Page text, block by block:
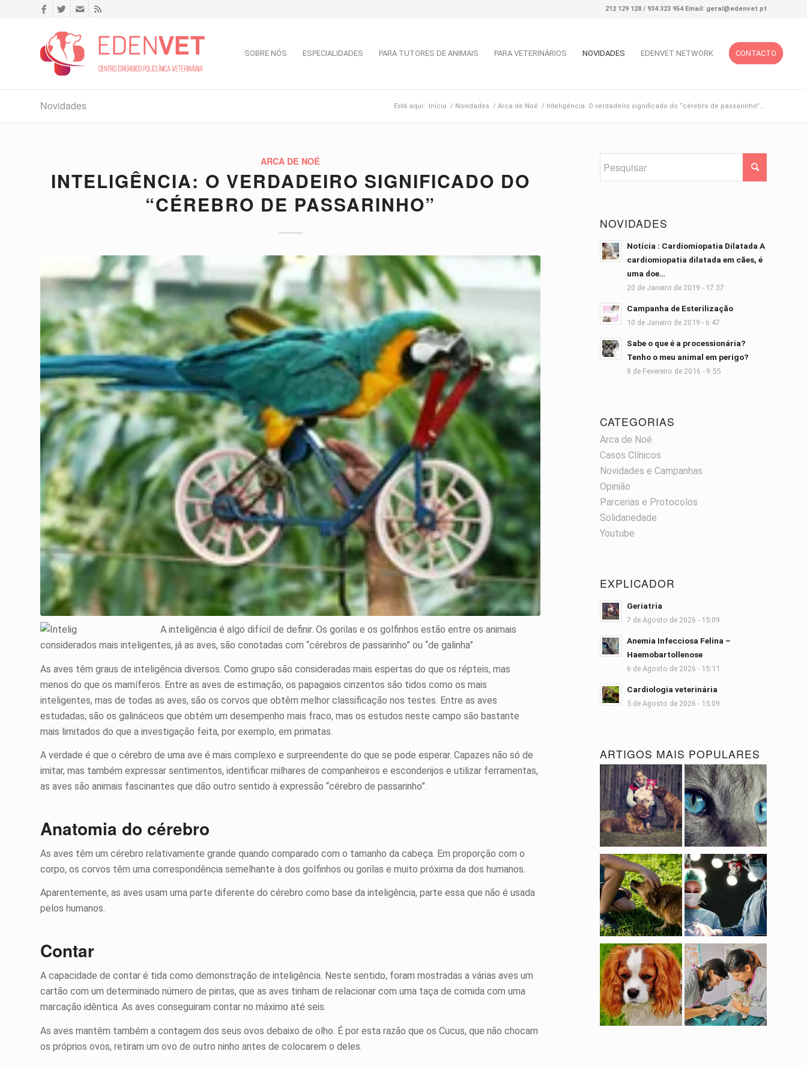
212 129 128 / 934 323 954 Email: geral@edenvet.pt
SOBRE NÓS ESPECIALIDADES PARA TUTORES DE ANIMAIS PARA VETERINÁRIOS NOVIDADES EDENVET NETWORK CONTACTO
Novidades Está aqui: Início / Novidades / Arca de Noé / Inteligência: O verdadeiro significado do “cérebro de passarinho”...
ARCA DE NOÉ
INTELIGÊNCIA: O VERDADEIRO SIGNIFICADO DO
“CÉREBRO DE PASSARINHO”
A inteligência é algo difícil de definir. Os gorilas e os golfinhos estão entre os animais
considerados mais inteligentes, já as aves, são conotadas com “cérebros de passarinho” ou “de galinha”.
As aves têm graus de inteligência diversos. Como grupo são consideradas mais espertas do que os répteis, mas
menos do que os mamíferos. Entre as aves de estimação, os papagaios cinzentos são tidos como os mais
inteligentes, mas de todas as aves, são os corvos que obtêm melhor classificação nos testes. Entre as aves
estudadas, são os galináceos que obtém um desempenho mais fraco, mas os estudos neste campo são bastante
mais limitados do que a investigação feita, por exemplo, em primatas.
A verdade é que o cérebro de uma ave é mais complexo e surpreendente do que se pode esperar. Capazes não só de
imitar, mas também expressar sentimentos, identificar milhares de companheiros e esconderijos e utilizar ferramentas,
as aves são animais fascinantes que dão outro sentido à expressão “cérebro de passarinho”.
Anatomia do cérebro
As aves têm um cérebro relativamente grande quando comparado com o tamanho da cabeça. Em proporção com o
corpo, os corvos têm uma correspondência semelhante à dos golfinhos ou gorilas e muito próxima da dos humanos.
Aparentemente, as aves usam uma parte diferente do cérebro como base da inteligência, parte essa que não é usada
pelos humanos.
Contar
A capacidade de contar é tida como demonstração de inteligência. Neste sentido, foram mostradas a várias aves um
cartão com um determinado número de pintas, que as aves tinham de relacionar com uma taça de comida com uma
marcação idêntica. As aves conseguiram contar no máximo até seis.
As aves mantêm também a contagem dos seus ovos debaixo de olho. É por esta razão que os Cucus, que não chocam
os próprios ovos, retiram um ovo de outro ninho antes de colocarem o deles.
NOVIDADES
Notícia : Cardiomiopatia Dilatada A
cardiomiopatia dilatada em cães, é
uma doe…
20 de Janeiro de 2019 - 17:37
Campanha de Esterilização
10 de Janeiro de 2019 - 6:47
Sabe o que é a processionária?
Tenho o meu animal em perigo?
8 de Fevereiro de 2016 - 9:55
CATEGORIAS
Arca de Noé
Casos Clínicos
Novidades e Campanhas
Opinião
Parcerias e Protocolos
Solidariedade
Youtube
EXPLICADOR
Geriatria
7 de Agosto de 2026 - 15:09
Anemia Infecciosa Felina –
Haemobartollenose
6 de Agosto de 2026 - 15:11
Cardiologia veterinária
5 de Agosto de 2026 - 15:09
ARTIGOS MAIS POPULARES